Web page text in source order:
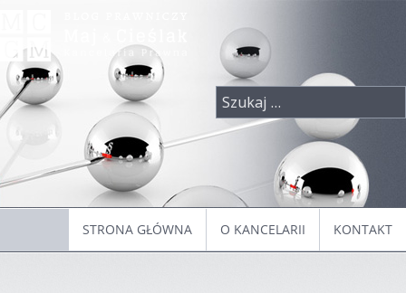
treści
Szukaj:
STRONA GŁÓWNA O KANCELARII KONTAKT